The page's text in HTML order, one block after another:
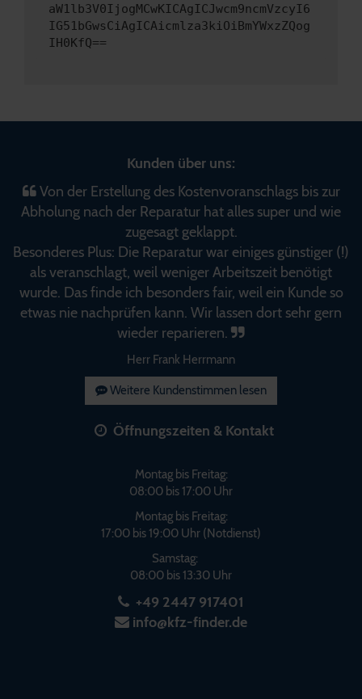
aW1lb3V0IjogMCwKICAgICJwcm9ncmVzcyI6
IG51bGwsCiAgICAicmlza3kiOiBmYWxzZQog
IH0KfQ==
Kunden über uns:
Von der Erstellung des Kostenvoranschlags bis zur
Abholung nach der Reparatur hat alles super und wie
zugesagt geklappt.
Besonderes Plus: Die Reparatur war einiges günstiger (!)
als veranschlagt, weil weniger Arbeitszeit benötigt
wurde. Das finde ich besonders fair, weil ein Kunde so
etwas nie nachprüfen kann. Wir lassen dort sehr gern
wieder reparieren.
Herr Frank Herrmann
Weitere Kundenstimmen lesen
Öffnungszeiten & Kontakt
Montag bis Freitag:
08:00 bis 17:00 Uhr
Montag bis Freitag:
17:00 bis 19:00 Uhr (Notdienst)
Samstag:
08:00 bis 13:30 Uhr
+49 2447 917401
info@kfz-finder.de